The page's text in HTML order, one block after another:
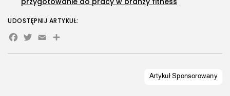
UDOSTĘPNIJ ARTYKUŁ:
Facebook
Twitter
EmailShare